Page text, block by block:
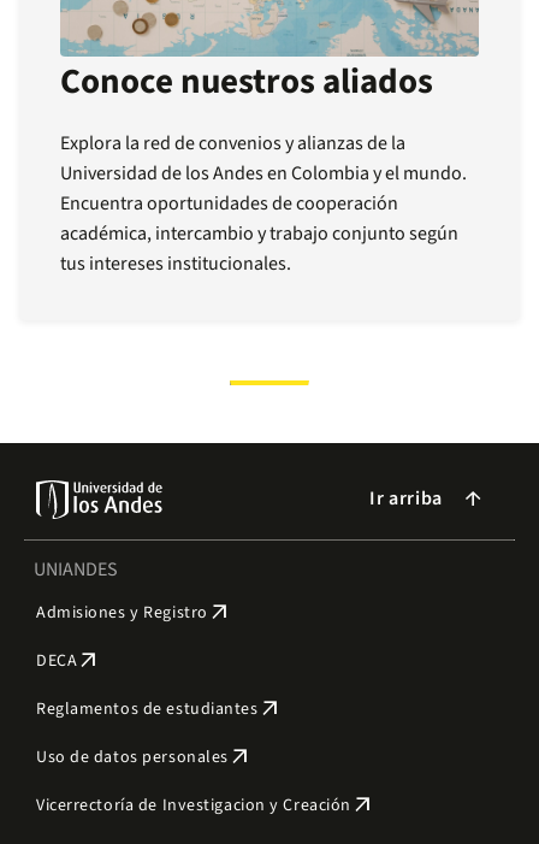
Conoce nuestros aliados
Explora la red de convenios y alianzas de la
Universidad de los Andes en Colombia y el mundo.
Encuentra oportunidades de cooperación
académica, intercambio y trabajo conjunto según
tus intereses institucionales.
Ir arriba arrow_forward
UNIANDES
Admisiones y Registro arrow_outward
DECAarrow_outward
Reglamentos de estudiantes arrow_outward
Uso de datos personales arrow_outward
Vicerrectoría de Investigacion y Creación arrow_outward